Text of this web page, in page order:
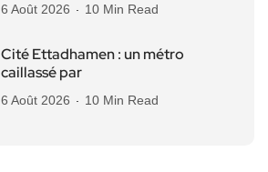
6 Août 2026 10 Min Read
Cité Ettadhamen : un métro
caillassé par
6 Août 2026 10 Min Read